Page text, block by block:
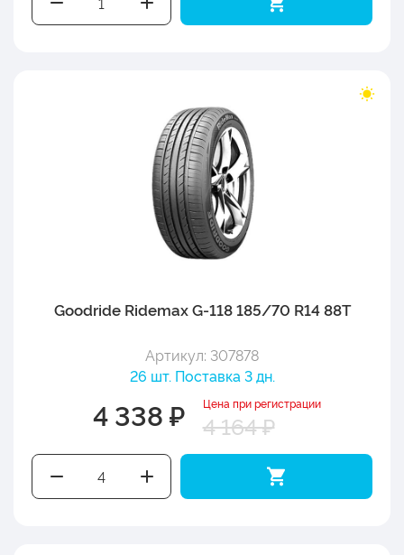
Goodride Ridemax G-118 185/70 R14 88T
Артикул: 307878
26 шт. Поставка 3 дн.
4 338 ₽ Цена при регистрации
4 164 ₽